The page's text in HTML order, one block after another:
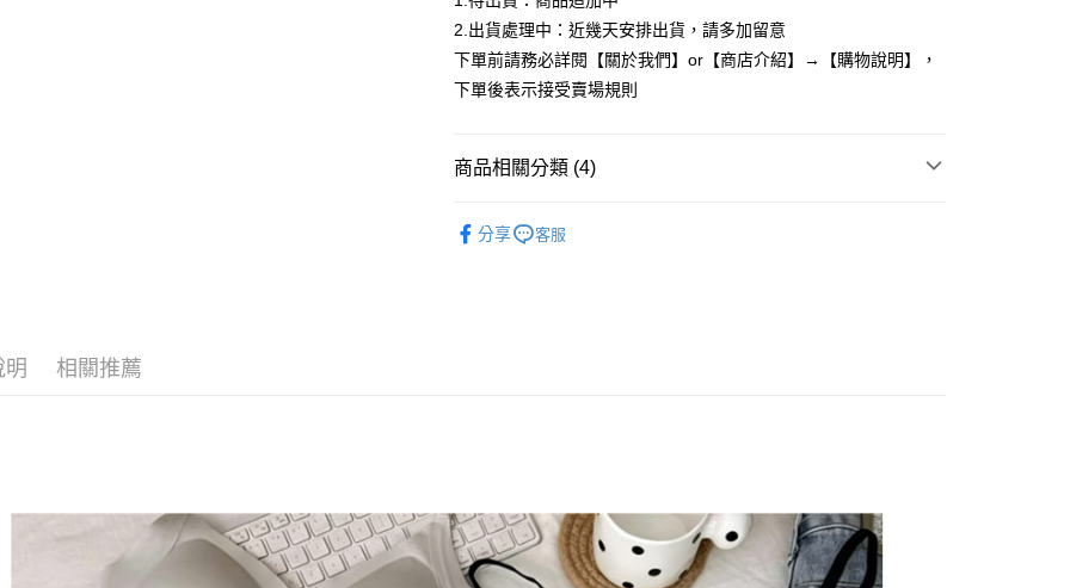
３．安心：先確認商品／服務後，再付款。
【「AFTEE先享後付」結帳流程】
１．於結帳方式選擇「AFTEE先享後付」後，將跳轉至「AFTEE先享後
／ATM／網路銀行／等多元方式進行付款，方視為交易完成。
先享後付繳納相關費用。
任。
４．使用「AFTEE先享後付」時，將依據個別帳號之用戶狀況，依本公司
即時審查核予不同之上限額度；若仍有額度不足之情形，本公司將視審查
結果請求用戶進行身份認證。
運送方式
全家付款取貨
每筆NT$85，滿NT$799(含以上)免運費
每筆NT$85，滿NT$799(含以上)免運費
每筆NT$85，滿NT$799(含以上)免運費
2.出貨處理中：近幾天安排出貨，請多加留意
下單前請務必詳閱【關於我們】or【商店介紹】→【購物說明】，
下單後表示接受賣場規則
商品相關分類 (4)
分享 客服
明 相關推薦